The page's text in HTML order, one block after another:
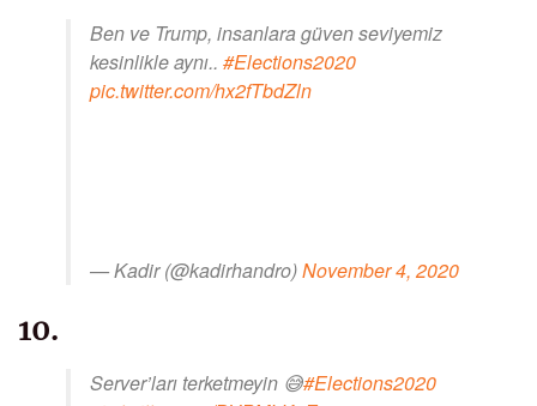
Ben ve Trump, insanlara güven seviyemiz
kesinlikle aynı.. #Elections2020
pic.twitter.com/hx2fTbdZln
— Kadir (@kadirhandro)November 4, 2020
10.
Server’ları terketmeyin 😅#Elections2020